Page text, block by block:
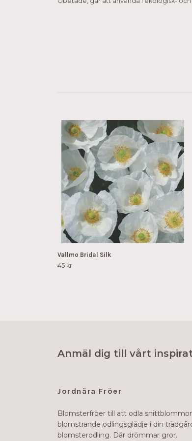
Vallmo Bridal Silk
45 kr
Anmäl dig till vårt
Jordnära Fröer
Blomsterfröer till att odla
blomstrande odlingsglädje i din
blomsterodling. Där drömmar gror.